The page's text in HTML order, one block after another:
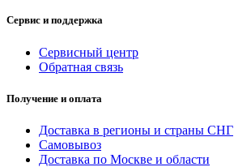
Сервис и поддержка
Сервисный центр
Обратная связь
Получение и оплата
Доставка в регионы и страны СНГ
Самовывоз
Доставка по Москве и области